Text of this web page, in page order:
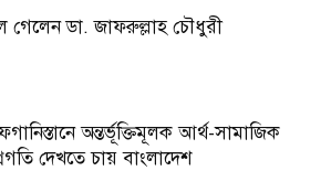
গেলেন ডা. জাফরুল্লাহ চৌধুরী
অন্তর্ভূক্তিমূলক আর্থ-সামাজিক
দেখতে চায় বাংলাদেশ